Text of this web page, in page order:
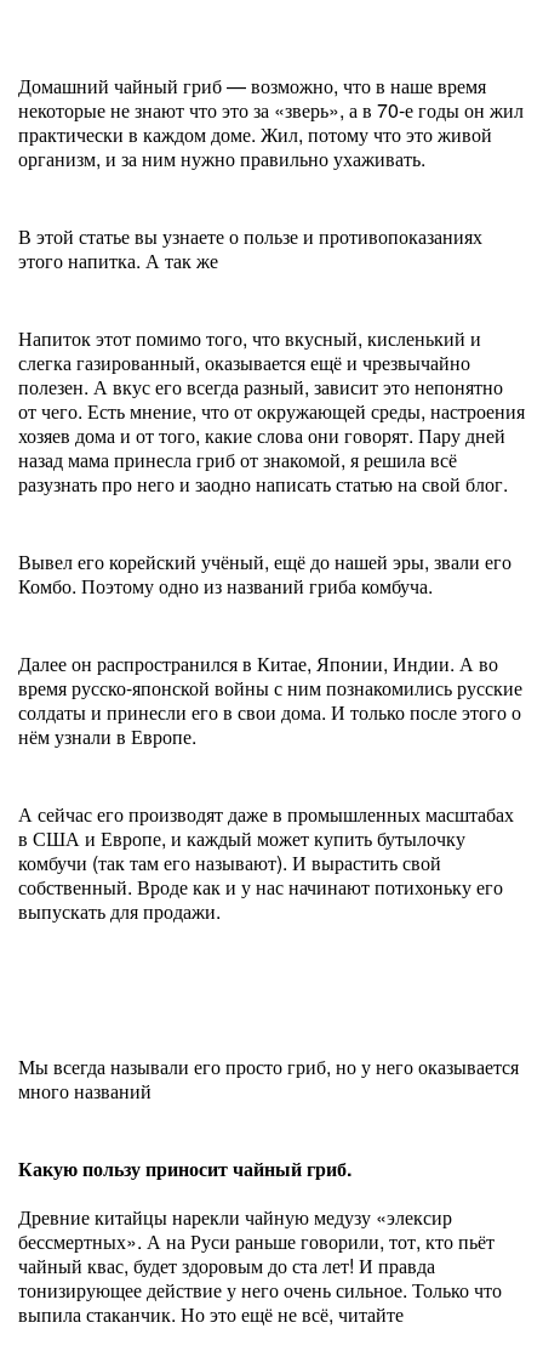
Домашний чайный гриб — возможно, что в наше время
некоторые не знают что это за «зверь», а в 70-е годы он жил
практически в каждом доме. Жил, потому что это живой
организм, и за ним нужно правильно ухаживать.
В этой статье вы узнаете о пользе и противопоказаниях
этого напитка. А так же
Напиток этот помимо того, что вкусный, кисленький и
слегка газированный, оказывается ещё и чрезвычайно
полезен. А вкус его всегда разный, зависит это непонятно
от чего. Есть мнение, что от окружающей среды, настроения
хозяев дома и от того, какие слова они говорят. Пару дней
назад мама принесла гриб от знакомой, я решила всё
разузнать про него и заодно написать статью на свой блог.
Вывел его корейский учёный, ещё до нашей эры, звали его
Комбо. Поэтому одно из названий гриба комбуча.
Далее он распространился в Китае, Японии, Индии. А во
время русско-японской войны с ним познакомились русские
солдаты и принесли его в свои дома. И только после этого о
нём узнали в Европе.
А сейчас его производят даже в промышленных масштабах
в США и Европе, и каждый может купить бутылочку
комбучи (так там его называют). И вырастить свой
собственный. Вроде как и у нас начинают потихоньку его
выпускать для продажи.
Мы всегда называли его просто гриб, но у него оказывается
много названий
Какую пользу приносит чайный гриб.
Древние китайцы нарекли чайную медузу «элексир
бессмертных». А на Руси раньше говорили, тот, кто пьёт
чайный квас, будет здоровым до ста лет! И правда
тонизирующее действие у него очень сильное. Только что
выпила стаканчик. Но это ещё не всё, читайте